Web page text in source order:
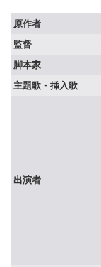
原作者
監督
脚本家
主題歌・挿入歌
出演者